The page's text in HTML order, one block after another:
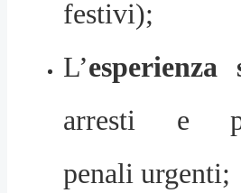
festivi);
L’esperienza
arresti e
penali urgenti;